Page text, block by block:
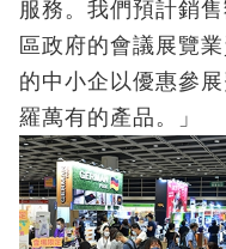
服務。我們預計銷
區政府的會議展覽
的中小企以優惠參
羅萬有的產品。」